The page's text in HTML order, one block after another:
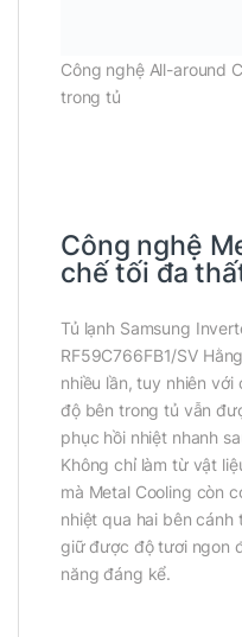
Công nghệ All-around
trong tủ
Công nghệ
chế tối đa
Tủ lạnh Samsung
RF59C766FB1/SV
nhiều lần, tuy nhiên
độ bên trong tủ vẫn
phục hồi nhiệt nhanh
Không chỉ làm từ vật
mà Metal Cooling còn
nhiệt qua hai bên
giữ được độ tươi ngon
năng đáng kể.